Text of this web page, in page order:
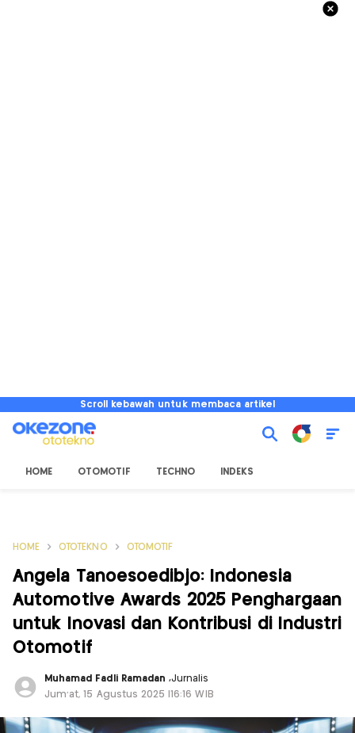
Scroll kebawah untuk membaca artikel
HOME OTOMOTIF TECHNO INDEKS
HOME OTOTEKNO OTOMOTIF
Angela Tanoesoedibjo: Indonesia
Automotive Awards 2025 Penghargaan
untuk Inovasi dan Kontribusi di Industri
Otomotif
Muhamad Fadli Ramadan,Jurnalis
Jum'at, 15 Agustus 2025 |16:16 WIB